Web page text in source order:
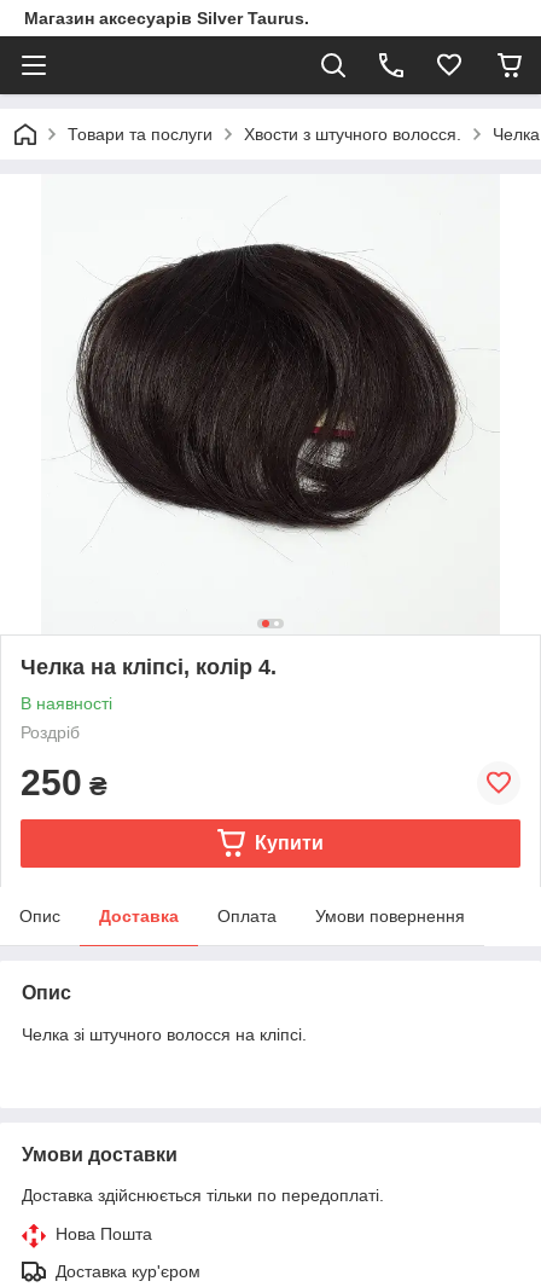
Магазин аксесуарів Silver Taurus.
Товари та послуги Хвости з штучного волосся. Челка
Челка на кліпсі, колір 4.
В наявності
Роздріб
250 ₴
Купити
Опис Доставка Оплата Умови повернення
Опис
Челка зі штучного волосся на кліпсі.
Умови доставки
Доставка здійснюється тільки по передоплаті.
Нова Пошта
Доставка кур'єром